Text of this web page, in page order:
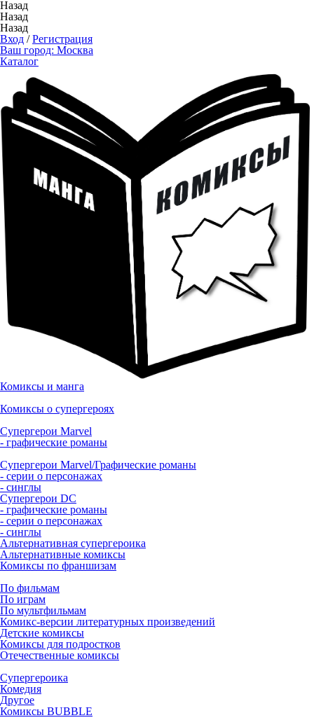
Назад
Назад
Назад
Вход /Регистрация
Ваш город: Москва
Каталог
Комиксы и манга
Комиксы о супергероях
Супергерои Marvel
- графические романы
Супергерои Marvel/Графические романы
- серии о персонажах
- синглы
Супергерои DC
- графические романы
- серии о персонажах
- синглы
Альтернативная супергероика
Альтернативные комиксы
Комиксы по франшизам
По фильмам
По играм
По мультфильмам
Комикс-версии литературных произведений
Детские комиксы
Комиксы для подростков
Отечественные комиксы
Супергероика
Комедия
Другое
Комиксы BUBBLE